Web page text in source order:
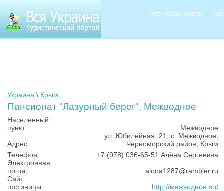
Что посмотреть
Украина \ Крым
Пансионат "Лазурный берег", Межводное
Населенный
пункт:
Межводное
Адрес:
ул. Юбилейная, 21, с. Межводное,
Черноморский район, Крым
Телефон:
+7 (978) 036-65-51 Алёна Сергеевна
Электронная
почта:
alona1287@rambler.ru
Сайт
гостиницы:
http://межводное.su/